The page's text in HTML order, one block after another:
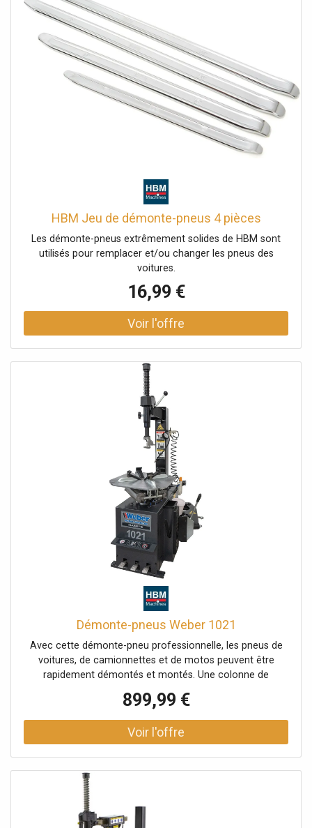
l'équilibrage statique et dynamique, avec une vitesse
d'équilibrage de 150 tr/min et une précision de ± 1
gramme. La machine reste stable et bien ancrée au sol,
même avec une charge élevée, et est suffisamment
compacte pour être utilisée dans de petits ateliers. Cette
machine permet de travailler sur des roues jusqu'à 24
pouces. Les deux machines sont livrées avec tous les
accessoires nécessaires, notamment des poids
d'étalonnage, des pinces, des cônes d'équilibrage, des
écrous à serrage rapide, des fixations de jantes et bien
d'autres choses encore. Cet ensemble complet permet de
et efficacement, et ainsi de gagner un temps précieux et
d'obtenir des résultats professionnels.
HBM Jeu de démonte-pneus 4 pièces
Les démonte-pneus extrêmement solides de HBM sont
utilisés pour remplacer et/ou changer les pneus des
voitures.
16,99 €
Démonte-pneus Weber 1021
Avec cette démonte-pneu professionnelle, les pneus de
voitures, de camionnettes et de motos peuvent être
rapidement démontés et montés. Une colonne de
montage inclinable pneumatiquement permet de placer
facilement les pneus sur la table de serrage auto-
centreuse. La machine est commandée par trois pédales
à l’avant. Un rouleau de pression aide à pousser le talon
du pneu derrière la tête de montage. La machine est
de mâchoires de serrage en acier de haute qualité
assurant une fixation sûre de la jante à l’intérieur comme
à l’extérieur.
899,99 €